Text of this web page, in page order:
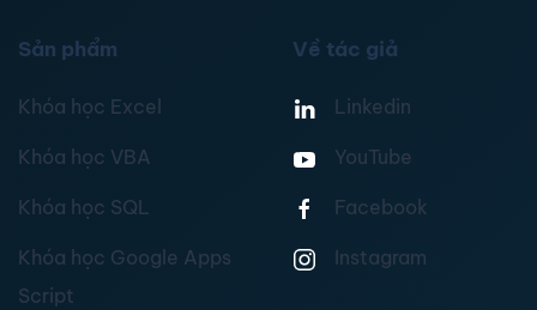
Sản phẩm
Khóa học Excel
Khóa học VBA
Khóa học SQL
Khóa học Google Apps
Script
Về tác giả
Linkedin
YouTube
Facebook
Instagram